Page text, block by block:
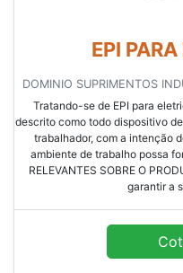
EPI
DOMINIO SUPRIMENTOS
Tratando-se de EPI para
descrito como todo dispositivo
trabalhador, com a intenção
ambiente de trabalho possa
RELEVANTES SOBRE O
garantir a